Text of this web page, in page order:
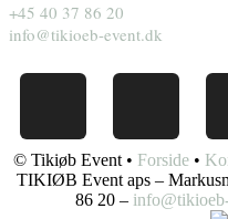
+45 40 37 86 20
info@tikioeb-event.dk
© Tikiøb Event • Forside •
TIKIØB Event aps –
86 20 –